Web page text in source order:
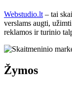
Webstudio.lt – tai
verslams augti,
reklamos ir turinio
Žymos